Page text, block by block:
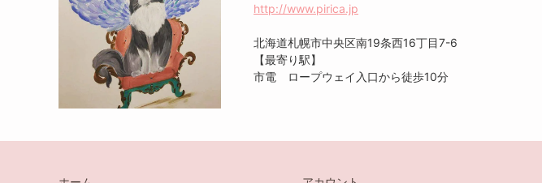
http://www.pirica.jp
北海道札幌市中央区南19条西16丁目7-6
【最寄り駅】
市電 ロープウェイ入口から徒歩10分